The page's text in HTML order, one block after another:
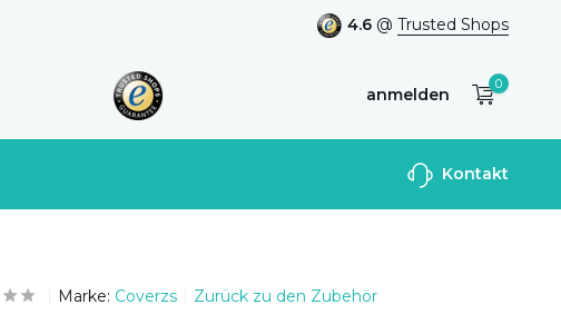
4.6 @ Trusted Shops
anmelden
Benutzerkonto
0
Kontakt
Marke: Coverzs Zurück zu den Zubehör